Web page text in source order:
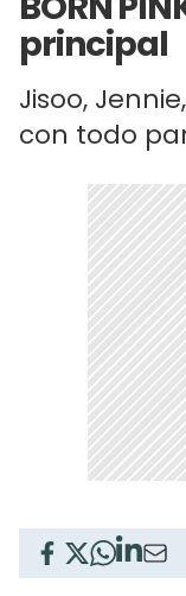
principal
Jisoo,
con todo